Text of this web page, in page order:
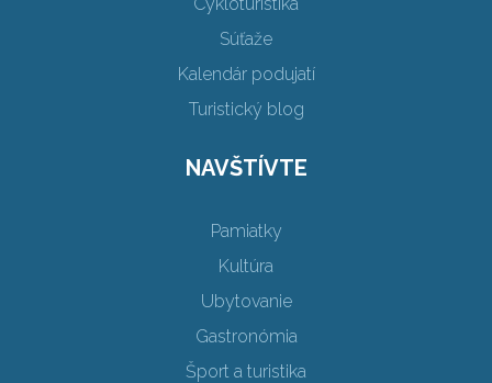
Súťaže
Kalendár podujatí
Turistický blog
NAVŠTÍVTE
Pamiatky
Kultúra
Ubytovanie
Gastronómia
Šport a turistika